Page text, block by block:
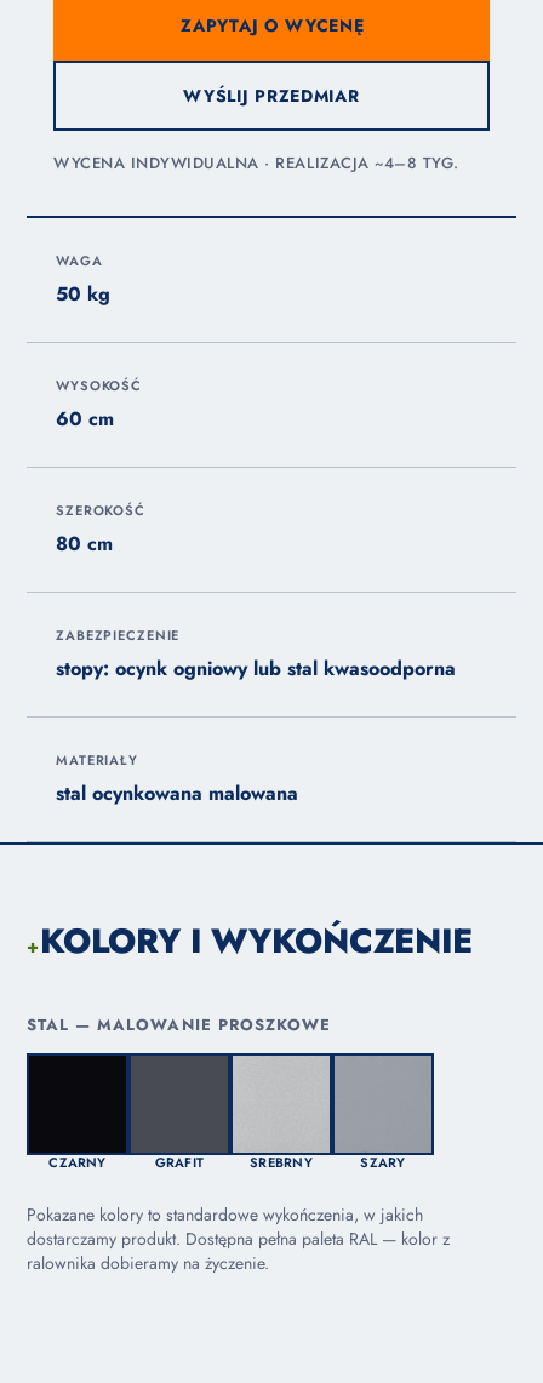
ZAPYTAJ O WYCENĘ
WYŚLIJ PRZEDMIAR
WYCENA INDYWIDUALNA · REALIZACJA ~4–8 TYG.
WAGA
50 kg
WYSOKOŚĆ
60 cm
SZEROKOŚĆ
80 cm
ZABEZPIECZENIE
stopy: ocynk ogniowy lub stal kwasoodporna
MATERIAŁY
stal ocynkowana malowana
+KOLORY I WYKOŃCZENIE
STAL — MALOWANIE PROSZKOWE
CZARNY GRAFIT SREBRNY SZARY
Pokazane kolory to standardowe wykończenia, w jakich
dostarczamy produkt. Dostępna pełna paleta RAL — kolor z
ralownika dobieramy na życzenie.